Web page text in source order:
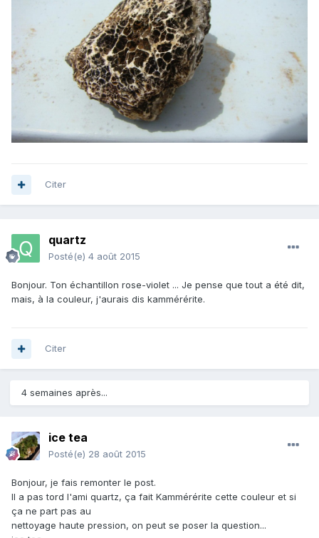
Citer
quartz
Posté(e) 4 août 2015
Bonjour. Ton échantillon rose-violet ... Je pense que tout a été dit,
mais, à la couleur, j'aurais dis kammérérite.
Citer
4 semaines après...
ice tea
Posté(e) 28 août 2015
Bonjour, je fais remonter le post.
Il a pas tord l'ami quartz, ça fait Kammérérite cette couleur et si
ça ne part pas au
nettoyage haute pression, on peut se poser la question...